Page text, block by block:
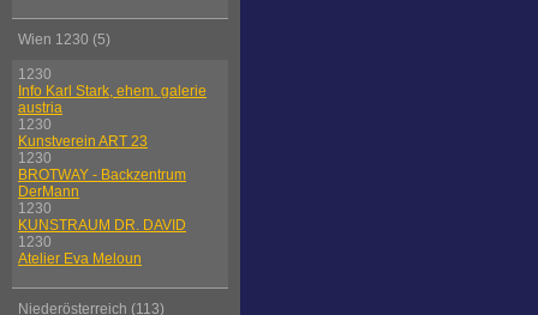
Wien 1230 (5)
1230
Info Karl Stark, ehem. galerie
austria
1230
Kunstverein ART 23
1230
BROTWAY - Backzentrum
DerMann
1230
KUNSTRAUM DR. DAVID
1230
Atelier Eva Meloun
Niederösterreich (113)